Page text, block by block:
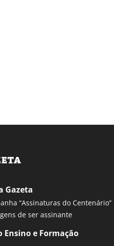
Gazeta
“Assinaturas do Centenário”
de ser assinante
Ensino e Formação